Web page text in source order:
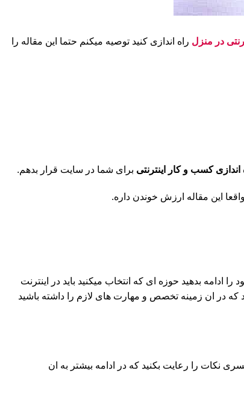
در منزل راه اندازی کنید توصیه میکنم حتما این مقاله را
کسب و کار اینترنتی برای شما در سایت قرار بدهم.
ادامه بدهید حوزه ای که انتخاب میکنید باید در اینترنت
که در ان زمینه تخصص و مهارت های لازم را داشته باشید
نکات را رعایت بکنید که در ادامه بیشتر به ان